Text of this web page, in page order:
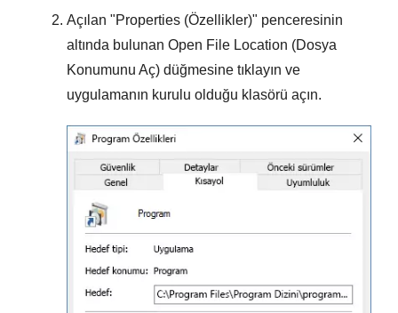
Açılan "Properties (Özellikler)" penceresinin
altında bulunan Open File Location (Dosya
Konumunu Aç) düğmesine tıklayın ve
uygulamanın kurulu olduğu klasörü açın.